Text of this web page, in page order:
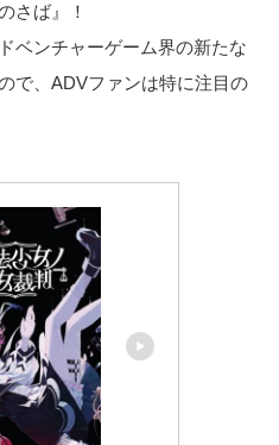
さば』！
ベンチャーゲーム界の新たな
で、ADVファンは特に注目の